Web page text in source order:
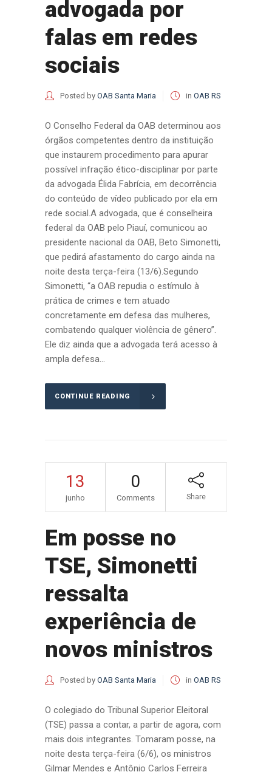
advogada por
falas em redes
sociais
Posted by OAB Santa Maria in OAB RS
O Conselho Federal da OAB determinou aos
órgãos competentes dentro da instituição
que instaurem procedimento para apurar
possível infração ético-disciplinar por parte
da advogada Élida Fabrícia, em decorrência
do conteúdo de vídeo publicado por ela em
rede social.A advogada, que é conselheira
federal da OAB pelo Piauí, comunicou ao
presidente nacional da OAB, Beto Simonetti,
que pedirá afastamento do cargo ainda na
noite desta terça-feira (13/6).Segundo
Simonetti, “a OAB repudia o estímulo à
prática de crimes e tem atuado
concretamente em defesa das mulheres,
combatendo qualquer violência de gênero”.
Ele diz ainda que a advogada terá acesso à
ampla defesa...
CONTINUE READING
13
junho
0
Comments Share
Em posse no
TSE, Simonetti
ressalta
experiência de
novos ministros
Posted by OAB Santa Maria in OAB RS
O colegiado do Tribunal Superior Eleitoral
(TSE) passa a contar, a partir de agora, com
mais dois integrantes. Tomaram posse, na
noite desta terça-feira (6/6), os ministros
Gilmar Mendes e Antônio Carlos Ferreira